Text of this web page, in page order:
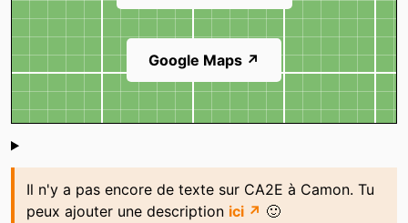
Google Maps ↗
Shoutbox
Il n'y a pas encore de texte sur CA2E à Camon. Tu
peux ajouter une description ici ↗ 🙂